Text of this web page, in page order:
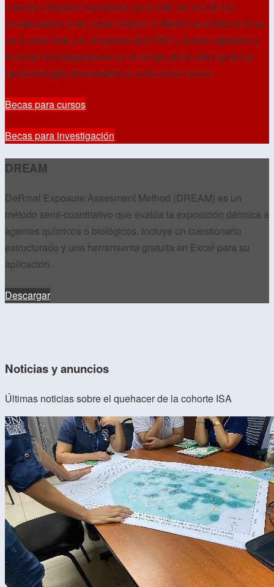
over the Lifespanfinanciado por el NIH de los EE.UU.
(colaboración entre Ichan School of Medicine at Mount Sinai
de Nueva York y el programa ISA-IRET), busca capacitar y
financiar investigaciones en el campo de la salud pública,
epidemiología, bioestadística, entre otras ramas.
Becas para cursos
Becas para investigación
DREAM
DeRmal Exposure Assesment Method (DREAM) es un
método semi-cuantitativo que evalúa la exposición dérmica a
agentes químicos o biológicos. Incluye un cuestionario
estructurado y una herramienta gratuita en Excel para su
aplicación.
Descargar
Noticias y anuncios
Últimas noticias sobre el quehacer de la cohorte ISA